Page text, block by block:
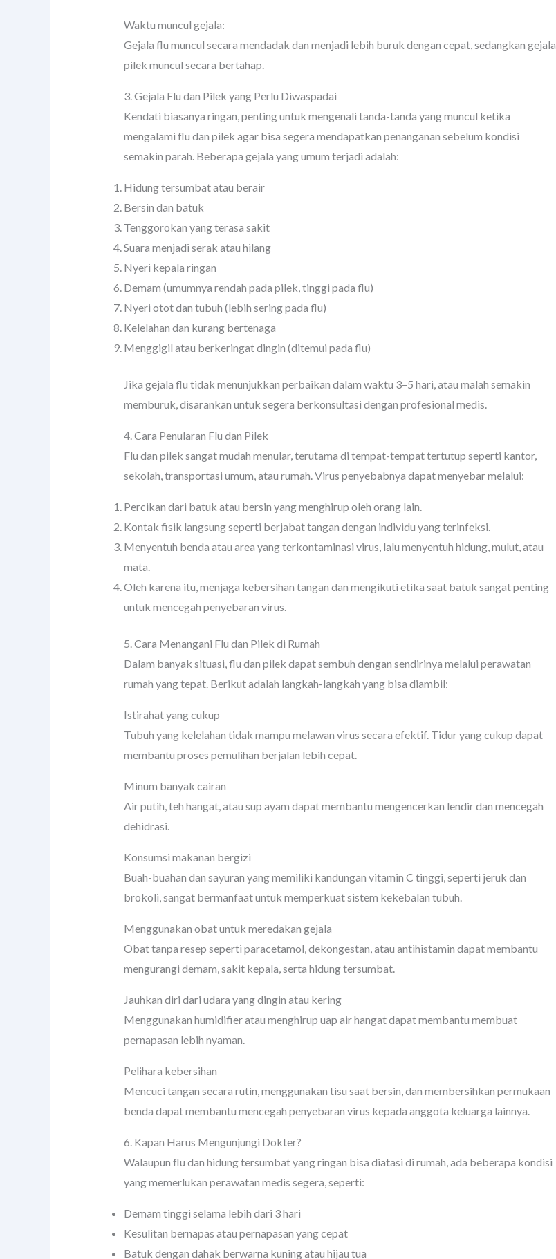
Waktu muncul gejala:
Gejala flu muncul secara mendadak dan menjadi lebih buruk dengan cepat, sedangkan gejala
pilek muncul secara bertahap.
3. Gejala Flu dan Pilek yang Perlu Diwaspadai
Kendati biasanya ringan, penting untuk mengenali tanda-tanda yang muncul ketika
mengalami flu dan pilek agar bisa segera mendapatkan penanganan sebelum kondisi
semakin parah. Beberapa gejala yang umum terjadi adalah:
Hidung tersumbat atau berair
Bersin dan batuk
Tenggorokan yang terasa sakit
Suara menjadi serak atau hilang
Nyeri kepala ringan
Demam (umumnya rendah pada pilek, tinggi pada flu)
Nyeri otot dan tubuh (lebih sering pada flu)
Kelelahan dan kurang bertenaga
Menggigil atau berkeringat dingin (ditemui pada flu)
Jika gejala flu tidak menunjukkan perbaikan dalam waktu 3–5 hari, atau malah semakin
memburuk, disarankan untuk segera berkonsultasi dengan profesional medis.
4. Cara Penularan Flu dan Pilek
Flu dan pilek sangat mudah menular, terutama di tempat-tempat tertutup seperti kantor,
sekolah, transportasi umum, atau rumah. Virus penyebabnya dapat menyebar melalui:
Percikan dari batuk atau bersin yang menghirup oleh orang lain.
Kontak fisik langsung seperti berjabat tangan dengan individu yang terinfeksi.
Menyentuh benda atau area yang terkontaminasi virus, lalu menyentuh hidung, mulut, atau
mata.
Oleh karena itu, menjaga kebersihan tangan dan mengikuti etika saat batuk sangat penting
untuk mencegah penyebaran virus.
5. Cara Menangani Flu dan Pilek di Rumah
Dalam banyak situasi, flu dan pilek dapat sembuh dengan sendirinya melalui perawatan
rumah yang tepat. Berikut adalah langkah-langkah yang bisa diambil:
Istirahat yang cukup
Tubuh yang kelelahan tidak mampu melawan virus secara efektif. Tidur yang cukup dapat
membantu proses pemulihan berjalan lebih cepat.
Minum banyak cairan
Air putih, teh hangat, atau sup ayam dapat membantu mengencerkan lendir dan mencegah
dehidrasi.
Konsumsi makanan bergizi
Buah-buahan dan sayuran yang memiliki kandungan vitamin C tinggi, seperti jeruk dan
brokoli, sangat bermanfaat untuk memperkuat sistem kekebalan tubuh.
Menggunakan obat untuk meredakan gejala
Obat tanpa resep seperti paracetamol, dekongestan, atau antihistamin dapat membantu
mengurangi demam, sakit kepala, serta hidung tersumbat.
Jauhkan diri dari udara yang dingin atau kering
Menggunakan humidifier atau menghirup uap air hangat dapat membantu membuat
pernapasan lebih nyaman.
Pelihara kebersihan
Mencuci tangan secara rutin, menggunakan tisu saat bersin, dan membersihkan permukaan
benda dapat membantu mencegah penyebaran virus kepada anggota keluarga lainnya.
6. Kapan Harus Mengunjungi Dokter?
Walaupun flu dan hidung tersumbat yang ringan bisa diatasi di rumah, ada beberapa kondisi
yang memerlukan perawatan medis segera, seperti:
Demam tinggi selama lebih dari 3 hari
Kesulitan bernapas atau pernapasan yang cepat
Batuk dengan dahak berwarna kuning atau hijau tua